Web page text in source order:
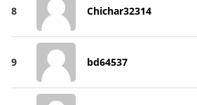
8 Chichar32314
9 bd64537